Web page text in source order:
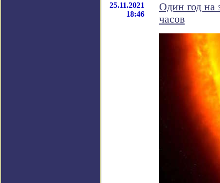
25.11.2021
18:46
Один год на
часов